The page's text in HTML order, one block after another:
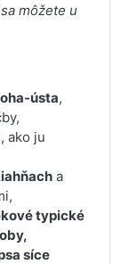
môžete u
ústa,
, ako ju
a
typické
síce